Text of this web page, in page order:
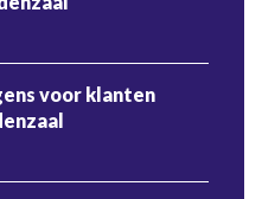
voor klanten